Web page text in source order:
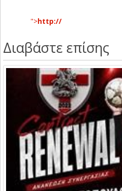
">http://
Διαβάστε επίσης